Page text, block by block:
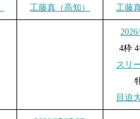
工藤真（高知）
工藤
4枠
スリ
目迫